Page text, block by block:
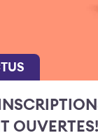
OUVERTES!